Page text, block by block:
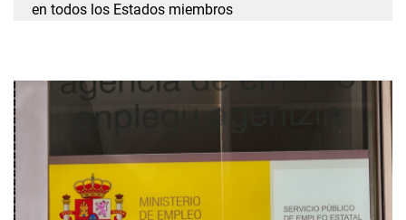
en todos los Estados miembros